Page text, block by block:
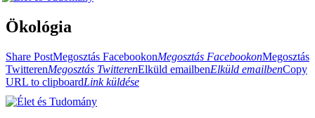
Ökológia
Share PostMegosztás FacebookonMegosztás FacebookonMegosztás
TwitterenMegosztás TwitterenElküld emailbenElküld emailbenCopy
URL to clipboardLink küldése